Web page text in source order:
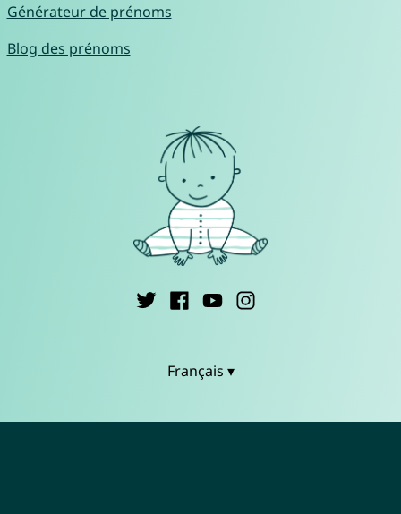
Générateur de prénoms
Blog des prénoms
Français ▾